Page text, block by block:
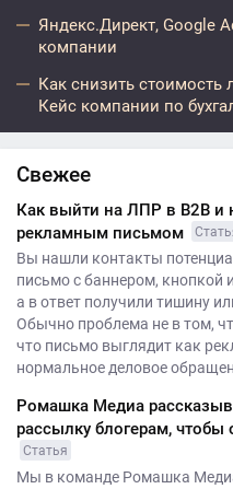
Яндекс.Директ, Google
компании
Как снизить стоимость
Кейс компании по
Свежее
Как выйти на ЛПР в B2B и
рекламным письмом
Вы нашли контакты
письмо с баннером,
а в ответ получили тишину
Обычно проблема не в том,
что письмо выглядит как
нормальное деловое
Ромашка Медиа
рассылку блогерам, чтобы
Статья
Мы в команде Ромашка